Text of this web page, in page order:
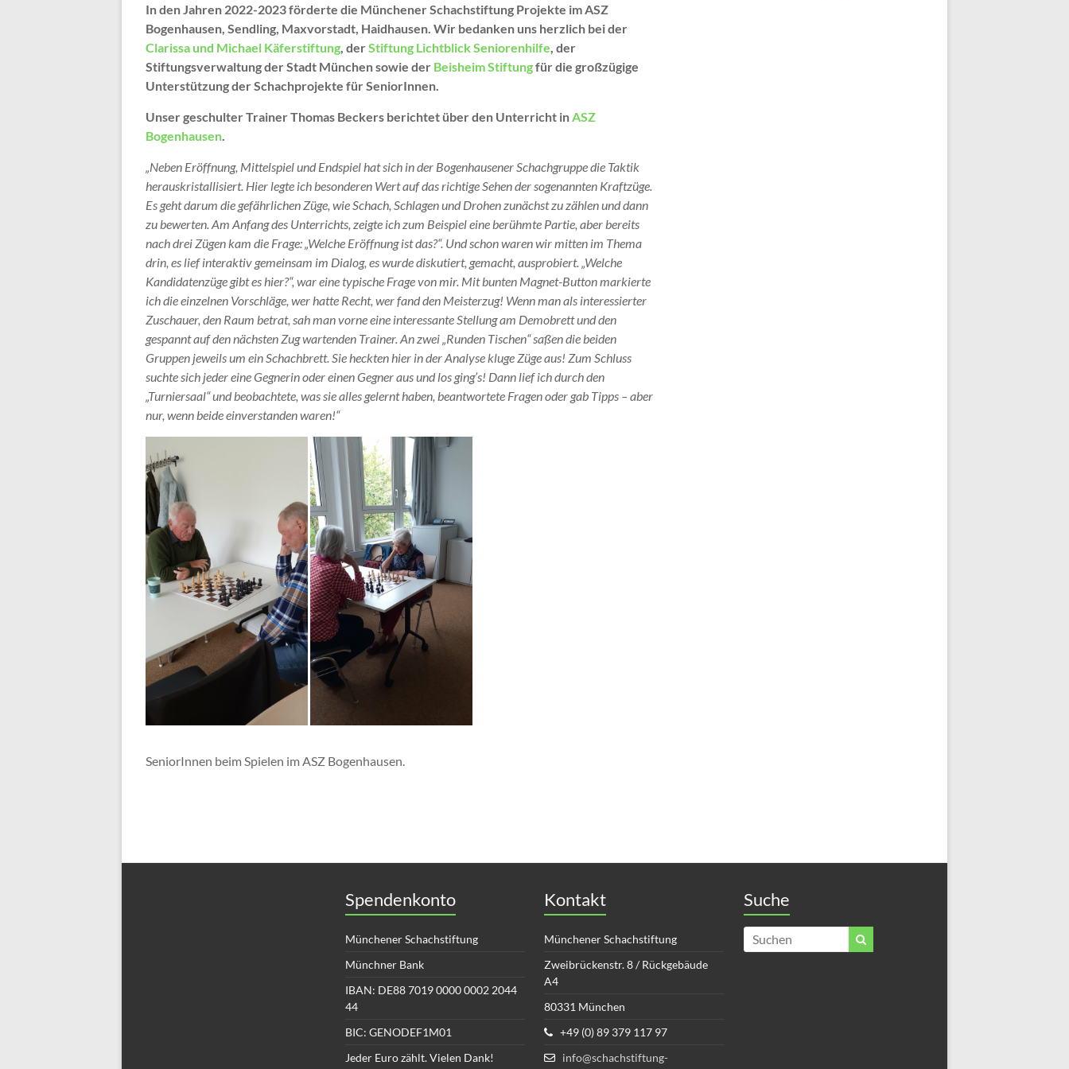
In den Jahren 2022-2023 förderte die Münchener Schachstiftung Projekte im ASZ
Bogenhausen, Sendling, Maxvorstadt, Haidhausen. Wir bedanken uns herzlich bei der
Clarissa und Michael Käferstiftung, derStiftung Lichtblick Seniorenhilfe, der
Stiftungsverwaltung der Stadt München sowie der Beisheim Stiftungfür die großzügige
Unterstützung der Schachprojekte für SeniorInnen.
Unser geschulter Trainer Thomas Beckers berichtet über den Unterricht inASZ
Bogenhausen.
„Neben Eröffnung, Mittelspiel und Endspiel hat sich in der Bogenhausener Schachgruppe die Taktik
herauskristallisiert. Hier legte ich besonderen Wert auf das richtige Sehen der sogenannten Kraftzüge.
Es geht darum die gefährlichen Züge, wie Schach, Schlagen und Drohen zunächst zu zählen und dann
zu bewerten. Am Anfang des Unterrichts, zeigte ich zum Beispiel eine berühmte Partie, aber bereits
nach drei Zügen kam die Frage: „Welche Eröffnung ist das?“. Und schon waren wir mitten im Thema
drin, es lief interaktiv gemeinsam im Dialog, es wurde diskutiert, gemacht, ausprobiert. „Welche
Kandidatenzüge gibt es hier?“, war eine typische Frage von mir. Mit bunten Magnet-Button markierte
ich die einzelnen Vorschläge, wer hatte Recht, wer fand den Meisterzug! Wenn man als interessierter
Zuschauer, den Raum betrat, sah man vorne eine interessante Stellung am Demobrett und den
gespannt auf den nächsten Zug wartenden Trainer. An zwei „Runden Tischen“ saßen die beiden
Gruppen jeweils um ein Schachbrett. Sie heckten hier in der Analyse kluge Züge aus! Zum Schluss
suchte sich jeder eine Gegnerin oder einen Gegner aus und los ging’s! Dann lief ich durch den
„Turniersaal“ und beobachtete, was sie alles gelernt haben, beantwortete Fragen oder gab Tipps – aber
nur, wenn beide einverstanden waren!“
SeniorInnen beim Spielen im ASZ Bogenhausen.
Spendenkonto
Münchener Schachstiftung
Münchner Bank
IBAN: DE88 7019 0000 0002 2044
44
BIC: GENODEF1M01
Jeder Euro zählt. Vielen Dank!
Kontakt
Münchener Schachstiftung
Zweibrückenstr. 8 / Rückgebäude
A4
80331 München
+49 (0) 89 379 117 97
info@schachstiftung-
Suche